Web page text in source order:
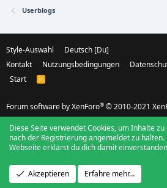
Userblogs
Style-Auswahl
Deutsch [Du]
Kontakt
Nutzungsbedingungen
Start
R
S
Forum software by XenForo® © 2010-2021
Diese Seite verwendet Cookies, um Inhalte
nach der Registrierung angemeldet zu
Webseite erklärst du dich damit
Akzeptieren Erfahre mehr…